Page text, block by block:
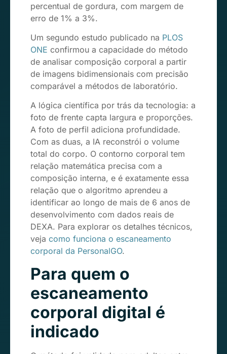
percentual de gordura, com margem de
erro de 1% a 3%.
Um segundo estudo publicado na PLOS
ONE confirmou a capacidade do método
de analisar composição corporal a partir
de imagens bidimensionais com precisão
comparável a métodos de laboratório.
A lógica científica por trás da tecnologia: a
foto de frente capta largura e proporções.
A foto de perfil adiciona profundidade.
Com as duas, a IA reconstrói o volume
total do corpo. O contorno corporal tem
relação matemática precisa com a
composição interna, e é exatamente essa
relação que o algoritmo aprendeu a
identificar ao longo de mais de 6 anos de
desenvolvimento com dados reais de
DEXA. Para explorar os detalhes técnicos,
veja como funciona o escaneamento
corporal da PersonalGO.
Para quem o
escaneamento
corporal digital é
indicado